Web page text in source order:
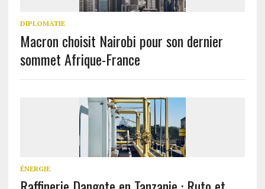
DIPLOMATIE
Macron choisit Nairobi pour son dernier
sommet Afrique-France
ÉNERGIE